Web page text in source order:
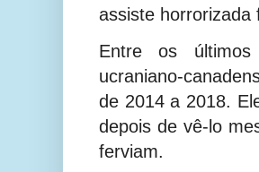
assiste horrorizada
Entre os
ucraniano-
de 2014 a 2018.
depois de vê-lo
ferviam.